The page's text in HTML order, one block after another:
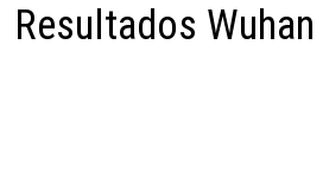
Resultados Wuhan